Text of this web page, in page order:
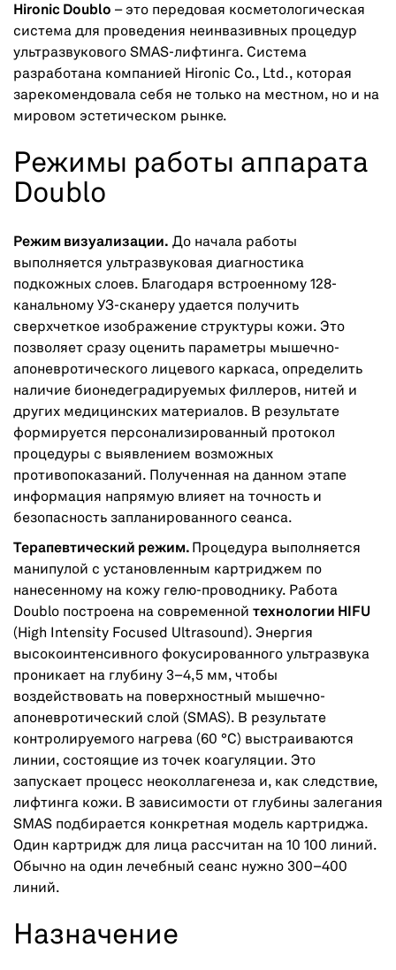
Hironic Doublo – это передовая косметологическая
система для проведения неинвазивных процедур
ультразвукового SMAS-лифтинга. Система
разработана компанией Hironic Co., Ltd., которая
зарекомендовала себя не только на местном, но и на
мировом эстетическом рынке.
Режимы работы аппарата
Doublo
Режим визуализации. До начала работы
выполняется ультразвуковая диагностика
подкожных слоев. Благодаря встроенному 128-
канальному УЗ-сканеру удается получить
сверхчеткое изображение структуры кожи. Это
позволяет сразу оценить параметры мышечно-
апоневротического лицевого каркаса, определить
наличие бионедеградируемых филлеров, нитей и
других медицинских материалов. В результате
формируется персонализированный протокол
процедуры с выявлением возможных
противопоказаний. Полученная на данном этапе
информация напрямую влияет на точность и
безопасность запланированного сеанса.
Терапевтический режим.
Процедура выполняется
манипулой с установленным картриджем по
нанесенному на кожу гелю-проводнику. Работа
Doublo построена на современной технологии HIFU
(High Intensity Focused Ultrasound). Энергия
высокоинтенсивного фокусированного ультразвука
проникает на глубину 3–4,5 мм, чтобы
воздействовать на поверхностный мышечно-
апоневротический слой (SMAS). В результате
контролируемого нагрева (60 °C) выстраиваются
линии, состоящие из точек коагуляции. Это
запускает процесс неоколлагенеза и, как следствие,
лифтинга кожи. В зависимости от глубины залегания
SMAS подбирается конкретная модель картриджа.
Один картридж для лица рассчитан на 10 100 линий.
Обычно на один лечебный сеанс нужно 300–400
линий.
Назначение